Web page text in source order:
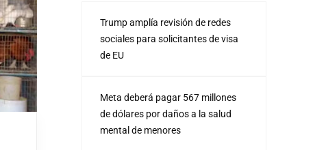
Trump amplía revisión de redes
sociales para solicitantes de visa
de EU
Meta deberá pagar 567 millones
de dólares por daños a la salud
mental de menores